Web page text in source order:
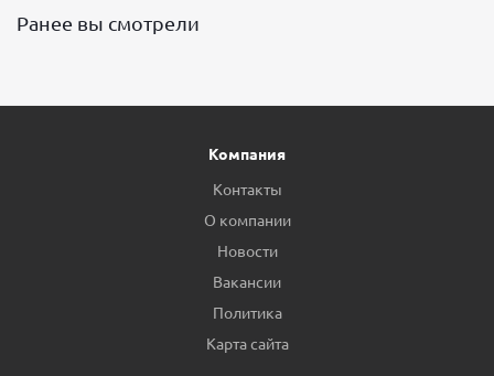
Ранее вы смотрели
Компания
Контакты
О компании
Новости
Вакансии
Политика
Карта сайта